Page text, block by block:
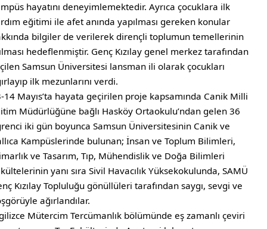
hayatını deneyimlemektedir. Ayrıca çocuklara ilk
eğitimi ile afet anında yapılması gereken konular
bilgiler de verilerek dirençli toplumun temellerinin
hedeflenmiştir. Genç Kızılay genel merkez tarafından
Samsun Üniversitesi lansman ili olarak çocukları
ilk mezunlarını verdi.
14 Mayıs’ta hayata geçirilen proje kapsamında Canik Milli
Müdürlüğüne bağlı Hasköy Ortaokulu’ndan gelen 36
iki gün boyunca Samsun Üniversitesinin Canik ve
Kampüslerinde bulunan; İnsan ve Toplum Bilimleri,
ve Tasarım, Tıp, Mühendislik ve Doğa Bilimleri
yanı sıra Sivil Havacılık Yüksekokulunda, SAMÜ
Kızılay Topluluğu gönüllüleri tarafından saygı, sevgi ve
ağırlandılar.
Mütercim Tercümanlık bölümünde eş zamanlı çeviri